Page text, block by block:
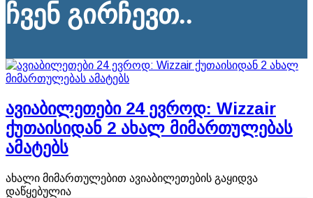
ჩვენ გირჩევთ..
ავიაბილეთები 24 ევროდ: Wizzair
ქუთაისიდან 2 ახალ მიმართულებას
ამატებს
ახალი მიმართულებით ავიაბილეთების გაყიდვა
დაწყებულია